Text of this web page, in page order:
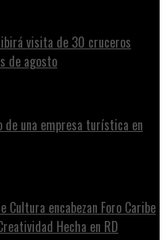
visita de 30 cruceros
de agosto
una empresa turística en
Cultura encabezan Foro Caribe
Hecha en RD